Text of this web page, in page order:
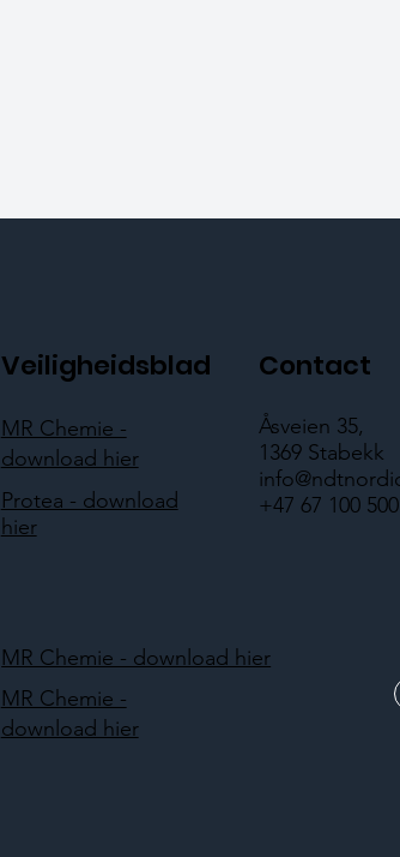
Veiligheidsblad
MR Chemie -
download hier
Protea - download
hier
Contact
Åsveien 35,
1369 Stabekk
+47 67 100 500
MR Chemie - download hier
MR Chemie -
download hier